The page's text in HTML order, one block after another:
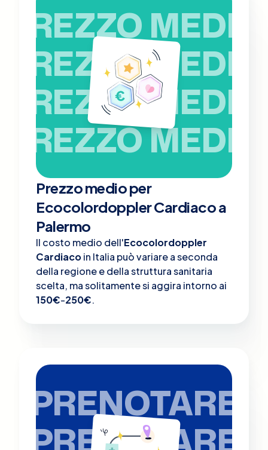
PREZZO MEDIO
PREZZO MEDIO
PREZZO MEDIO
PREZZO MEDIO
Prezzo medio per
Ecocolordoppler Cardiaco a
Palermo
Il costo medio dell'Ecocolordoppler
Cardiacoin Italia può variare a seconda
della regione e della struttura sanitaria
scelta, ma solitamente si aggira intorno ai
150€-250€.
PRENOTARE
PRENOTARE